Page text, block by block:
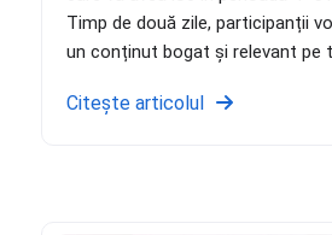
Timp de două zile, participanții
un conținut bogat și relevant pe
Citește articolul